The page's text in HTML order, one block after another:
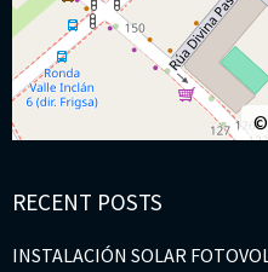
©
RECENT POSTS
INSTALACIÓN SOLAR